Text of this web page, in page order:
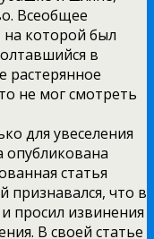
Всеобщее
которой был
в
растерянное
не мог смотреть
для увеселения
опубликована
статья
признавался, что в
просил извинения
В своей статье